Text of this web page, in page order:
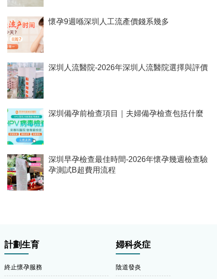
懷孕9週喺深圳人工流產價錢系幾多
深圳人流醫院-2026年深圳人流醫院選擇與評價
深圳備孕前檢查項目｜夫婦備孕檢查包括什麼
深圳早孕檢查最佳時間-2026年懷孕幾週檢查驗
孕測試B超費用流程
計劃生育
終止懷孕服務
婦科炎症
陰道發炎